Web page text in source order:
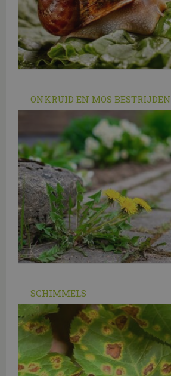
ONKRUID EN MOS BESTRIJDEN
SCHIMMELS